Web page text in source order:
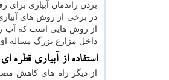
بردن راندمان آبیاری
در برخی از روش های
از روش هایی است که آب را
داخل مزارع بزرگ مساله
استفاده از آبیاری قطره ای
از دیگر راه های کاهش